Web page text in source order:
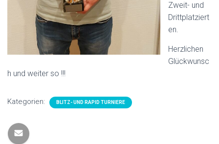
Zweit- und
Drittplatziert
en.
Herzlichen
Glückwunsc
h und weiter so !!!
Kategorien: BLITZ- UND RAPID TURNIERE